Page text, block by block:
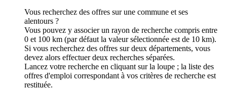
Vous recherchez des offres sur une commune et ses
alentours ?
Vous pouvez y associer un rayon de recherche compris entre
0 et 100 km (par défaut la valeur sélectionnée est de 10 km).
Si vous recherchez des offres sur deux départements, vous
devez alors effectuer deux recherches séparées.
Lancez votre recherche en cliquant sur la loupe ; la liste des
offres d'emploi correspondant à vos critères de recherche est
restituée.